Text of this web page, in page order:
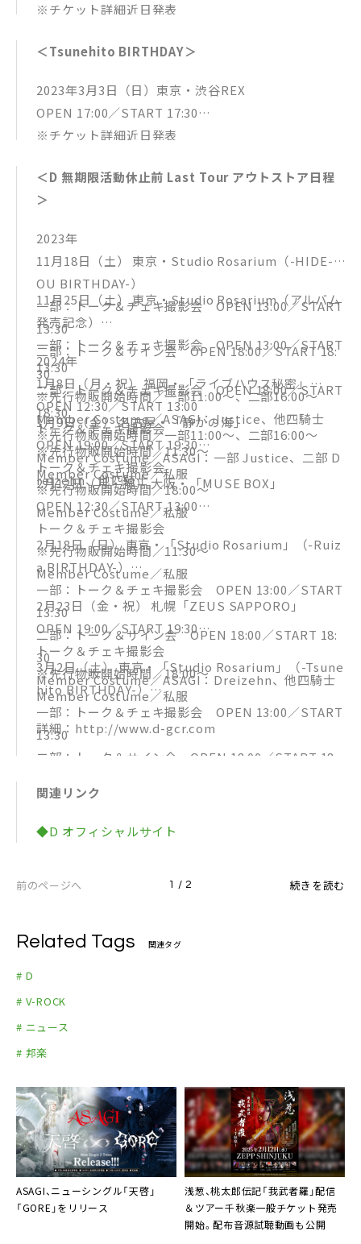
※チケット詳細近日発表
＜Tsunehito BIRTHDAY＞
2023年3月3日（日）東京・渋谷REX
OPEN 17:00／START 17:30
※チケット詳細近日発表
＜D 無期限活動休止前 Last Tour アウトストア日程
＞
2023年
11月18日（土） 東京・Studio Rosarium（-HIDE-Z
OU BIRTHDAY-）
一部：トーク＆チェキ撮影会 OPEN 13:00／START
13:30
二部：トーク＆サイン会 OPEN 18:00／START 18:
30
※先行物販開始時間／一部11:00～、二部16:00～
Member Costume／ASAGI：Justice、他四騎士
11月25日（土） 東京・Studio Rosarium（アルバム
発売記念）
一部：トーク＆チェキ撮影会 OPEN 13:00／START
13:30
二部：トーク＆チェキ撮影会 OPEN 18:00／START
18:30
※先行物販開始時間／一部11:00～、二部16:00～
Member Costume／ASAGI：一部 Justice、二部 D
reizehn、他四騎士
2024年
1月8日（月・祝） 福岡・「ライブハウス秘密」
OPEN 12:30／START 13:00
トーク＆チェキ撮影会
※先行物販開始時間／11:30～
Member Costume／私服
1月9日（金） 名古屋・「静かの海」
OPEN 19:00／START 19:30
トーク＆チェキ撮影会
※先行物販開始時間／18:00～
Member Costume／私服
2月12日（月・祝） 大阪・「MUSE BOX」
OPEN 12:30／START 13:00
トーク＆チェキ撮影会
※先行物販開始時間／11:30～
Member Costume／私服
2月18日（日） 東京・「Studio Rosarium」（-Ruiz
a BIRTHDAY-）
一部：トーク＆チェキ撮影会 OPEN 13:00／START
13:30
二部：トーク＆サイン会 OPEN 18:00／START 18:
30
Member Costume／ASAGI：Dreizehn、他四騎士
2月23日（金・祝） 札幌「ZEUS SAPPORO」
OPEN 19:00／START 19:30
トーク＆チェキ撮影会
※先行物販開始時間／18:00～
Member Costume／私服
3月2日（土） 東京・「Studio Rosarium」（-Tsune
hito BIRTHDAY-）
一部：トーク＆チェキ撮影会 OPEN 13:00／START
13:30
二部：トーク＆サイン会 OPEN 18:00／START 18:
Member Costume／ASAGI：Dahlie、他四騎士
詳細：http://www.d-gcr.com
関連リンク
◆D オフィシャルサイト
前のページへ 1 / 2 続きを読む
Related Tags 関連タグ
# D
# V-ROCK
# ニュース
# 邦楽
ASAGI、ニューシングル「天啓」
「GORE」をリリース
浅葱、桃太郎伝記「我武者羅」配信
＆ツアー千秋楽一般チケット発売
開始。配布音源試聴動画も公開